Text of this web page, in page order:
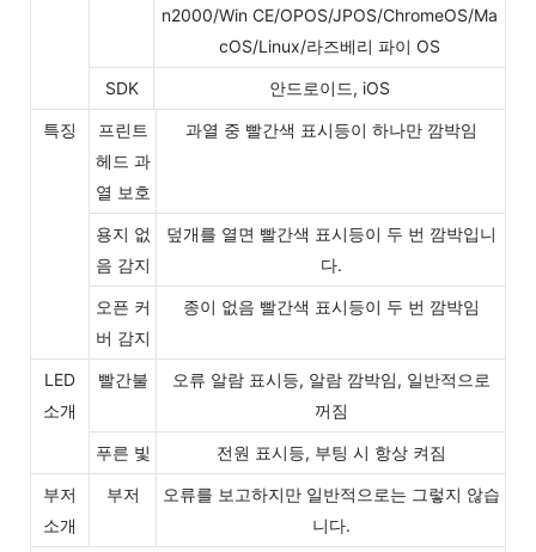
n2000/Win CE/OPOS/JPOS/ChromeOS/Ma
cOS/Linux/라즈베리 파이 OS
SDK 안드로이드, iOS
특징
프린트
헤드 과
열 보호
과열 중 빨간색 표시등이 하나만 깜박임
용지 없
음 감지
덮개를 열면 빨간색 표시등이 두 번 깜박입니
다.
오픈 커
버 감지
종이 없음 빨간색 표시등이 두 번 깜박임
LED
소개
빨간불
오류 알람 표시등, 알람 깜박임, 일반적으로
꺼짐
푸른 빛 전원 표시등, 부팅 시 항상 켜짐
부저
소개
부저
오류를 보고하지만 일반적으로는 그렇지 않습
니다.